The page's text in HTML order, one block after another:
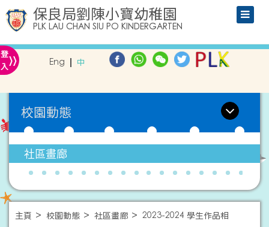
保良局劉陳小寶幼稚園
PLK LAU CHAN SIU PO KINDERGARTEN
登
入» Eng 中
校園動態
社區畫廊
主頁 校園動態 社區畫廊 2023-2024 學生作品相